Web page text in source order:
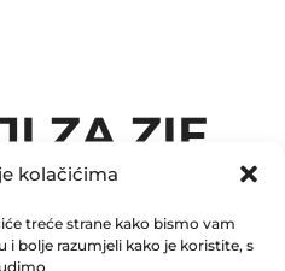
kolačićima
treće strane kako bismo vam
i bolje razumjeli kako je koristite, s
ZA ZIF